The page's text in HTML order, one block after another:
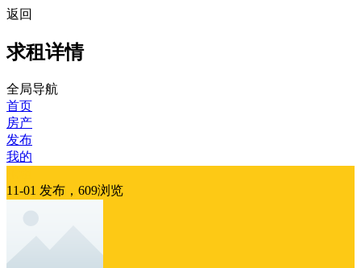
返回
求租详情
全局导航
首页
房产
发布
我的
11-01 发布，609浏览